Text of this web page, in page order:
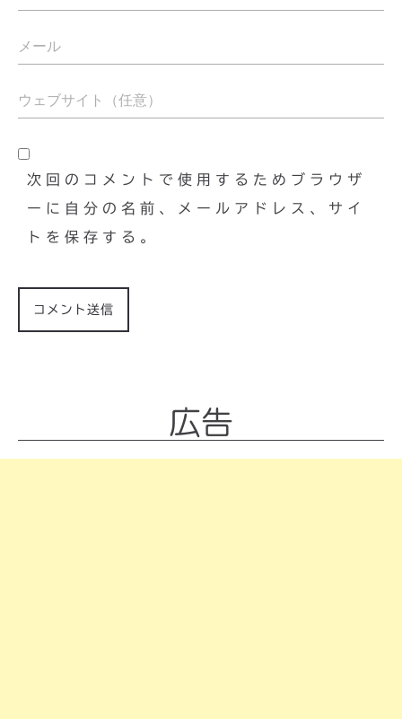
次回のコメントで使用するためブラウザ
ーに自分の名前、メールアドレス、サイ
トを保存する。
広告